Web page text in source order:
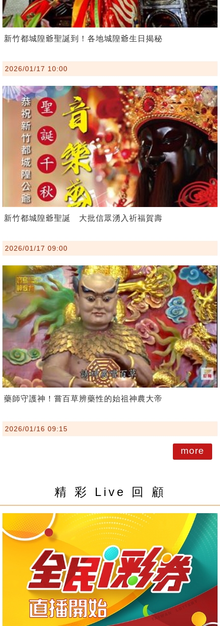
新竹都城隍爺聖誕到！各地城隍爺生日揭秘
2026/01/17 10:00
新竹都城隍爺聖誕 大批信眾湧入祈福賀壽
2026/01/17 09:00
藥師守護神！嘗百草辨藥性的始祖神農大帝
2026/01/16 09:15
more
精 彩 Live 回 顧